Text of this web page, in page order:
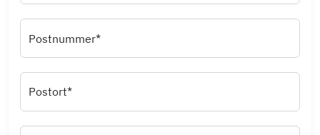
Postnummer*
Postort*